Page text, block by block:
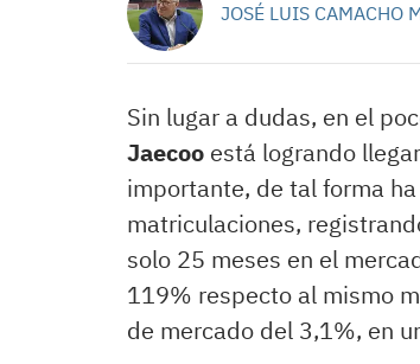
JOSÉ LUIS CAMACHO
Sin lugar a dudas, en el
Jaecoo está logrando
importante, de tal forma
matriculaciones,
solo 25 meses en el
119% respecto al mismo
de mercado del 3,1%, en